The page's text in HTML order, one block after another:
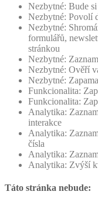
Nezbytné: Bude
Nezbytné: Povolí
Nezbytné:
formulářů,
stránkou
Nezbytné:
Nezbytné: Ověří
Nezbytné:
Funkcionalita:
Funkcionalita:
Analytika:
interakce
Analytika:
čísla
Analytika:
Analytika: Zvýší
Táto stránka nebude: